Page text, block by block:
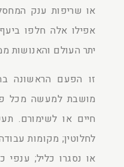
או שריפות ענק
אפילו אלה חלפו
יתר העולם והאנושות
זו הפעם הראשונה
מושבת למעשה מכל
חיים או לשימורם.
לחלוטין; מקומות
או נסגרו כליל; ענפי